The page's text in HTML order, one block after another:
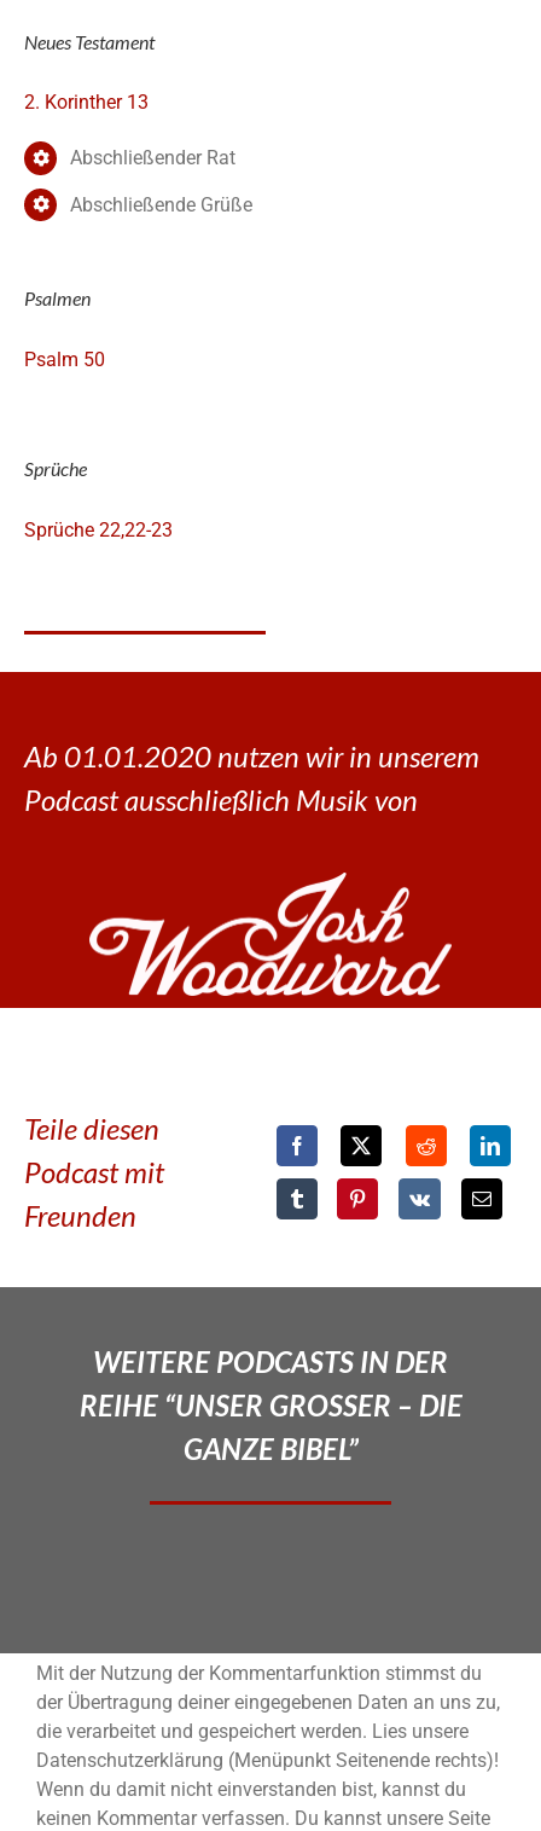
Neues Testament
2. Korinther 13
Abschließender Rat
Abschließende Grüße
Psalmen
Psalm 50
Sprüche
Sprüche 22,22-23
Ab 01.01.2020 nutzen wir in unserem
Podcast ausschließlich Musik von
Teile diesen
Podcast mit
Freunden
WEITERE PODCASTS IN DER
REIHE “UNSER GROSSER – DIE
GANZE BIBEL”
Mit der Nutzung der Kommentarfunktion stimmst du
der Übertragung deiner eingegebenen Daten an uns zu,
die verarbeitet und gespeichert werden. Lies unsere
Datenschutzerklärung (Menüpunkt Seitenende rechts)!
Wenn du damit nicht einverstanden bist, kannst du
keinen Kommentar verfassen. Du kannst unsere Seite